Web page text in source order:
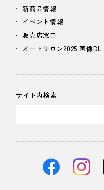
新商品情報
イベント情報
販売店窓口
オートサロン2025 画像DL
サイト内検索